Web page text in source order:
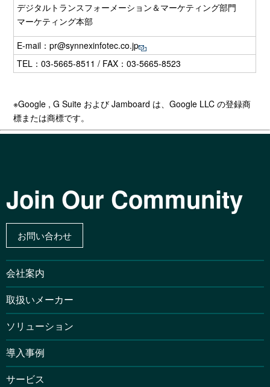
デジタルトランスフォーメーション＆マーケティング部門
マーケティング本部
E-mail：pr@synnexinfotec.co.jp
TEL：03-5665-8511 / FAX：03-5665-8523
※Google , G Suite および Jamboard は、Google LLCの登録商
標または商標です。
Join Our Community
お問い合わせ
会社案内
取扱いメーカー
ソリューション
導入事例
サービス